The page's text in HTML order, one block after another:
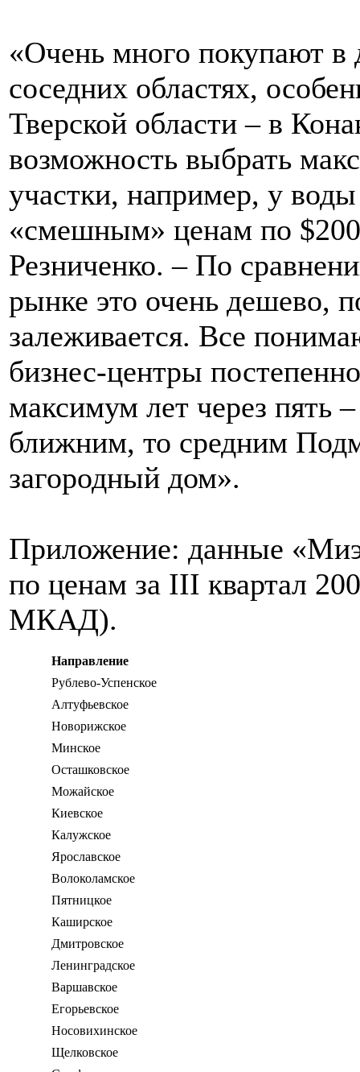
«Очень много покупают в
соседних областях,
Тверской области – в
возможность выбрать
участки, например, у
«смешным» ценам по
Резниченко. – По
рынке это очень дешево,
залеживается. Все
бизнес-центры
максимум лет через
ближним, то средним
загородный дом».
Приложение: данные
по ценам за III квартал
МКАД).
Направление
Рублево-Успенское
Алтуфьевское
Новорижское
Минское
Осташковское
Можайское
Киевское
Калужское
Ярославское
Волоколамское
Пятницкое
Каширское
Дмитровское
Ленинградское
Варшавское
Егорьевское
Носовихинское
Щелковское